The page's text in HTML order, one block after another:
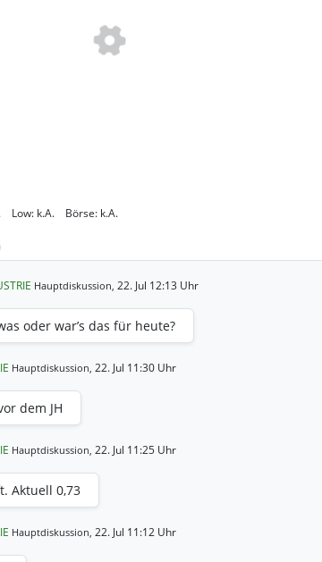
Low: k.A. Börse: k.A.
Hauptdiskussion, 22. Jul 12:13 Uhr
oder war’s das für heute?
Hauptdiskussion, 22. Jul 11:30 Uhr
dem JH
Hauptdiskussion, 22. Jul 11:25 Uhr
Aktuell 0,73
Hauptdiskussion, 22. Jul 11:12 Uhr